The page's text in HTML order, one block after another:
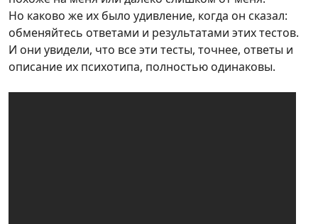
Но каково же их было удивление, когда он сказал:
обменяйтесь ответами и результатами этих тестов.
И они увидели, что все эти тесты, точнее, ответы и
описание их психотипа, полностью одинаковы.